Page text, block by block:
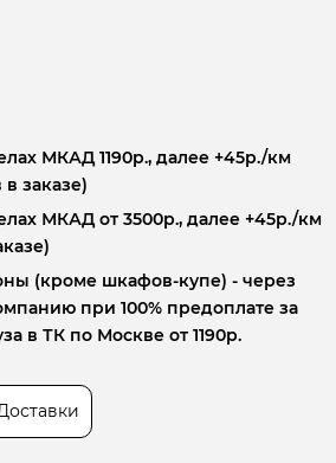
МКАД 1190р., далее +45р./км
заказе)
МКАД от 3500р., далее +45р./км
(кроме шкафов-купе) - через
при 100% предоплате за
в ТК по Москве от 1190р.